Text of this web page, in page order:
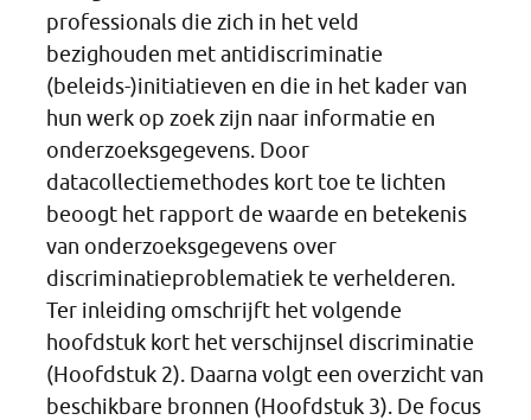
professionals die zich in het veld
bezighouden met antidiscriminatie
(beleids-)initiatieven en die in het kader van
hun werk op zoek zijn naar informatie en
onderzoeksgegevens. Door
datacollectiemethodes kort toe te lichten
beoogt het rapport de waarde en betekenis
van onderzoeksgegevens over
discriminatieproblematiek te verhelderen.
Ter inleiding omschrijft het volgende
hoofdstuk kort het verschijnsel discriminatie
(Hoofdstuk 2). Daarna volgt een overzicht van
beschikbare bronnen (Hoofdstuk 3). De focus